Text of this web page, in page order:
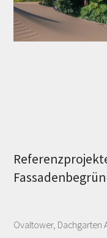
Ovaltower, Dachgarten